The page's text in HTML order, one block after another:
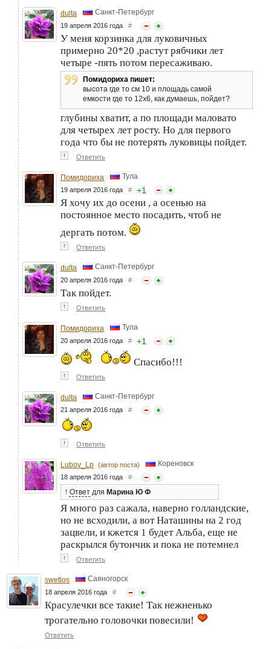
dulta Санкт-Петербург
19 апреля 2016 года #
У меня корзинка для луковичных
примерно 20*20 ,растут рябчики лет
четыре -пять потом пересаживаю.
Помидориха пишет:
высота где то см 10 и площадь самой
емкости где то 12х6, как думаешь, пойдет?
глубины хватит, а по площади маловато
для четырех лет росту. Но для первого
года что бы не потерять луковицы пойдет.
↑ Ответить
Помидориха Тула
19 апреля 2016 года # +1
Я хочу их до осени , а осенью на
постоянное место посадить, чтоб не
дергать потом.
↑ Ответить
dulta Санкт-Петербург
20 апреля 2016 года #
Так пойдет.
↑ Ответить
Помидориха Тула
20 апреля 2016 года # +1
Спасибо!!!
↑ Ответить
dulta Санкт-Петербург
21 апреля 2016 года #
↑ Ответить
Lubov_Lp (автор поста) Кореновск
18 апреля 2016 года #
↑ Ответ для Марина Ю Ф
Я много раз сажала, наверно голландские,
но не всходили, а вот Наташины на 2 год
зацвели, и кжется 1 будет Альба, еще не
раскрылся бутончик и пока не потемнел
↑ Ответить
swetlos Саяногорск
18 апреля 2016 года #
Красулечки все такие! Так нежненько
трогательно головочки повесили!
Ответить